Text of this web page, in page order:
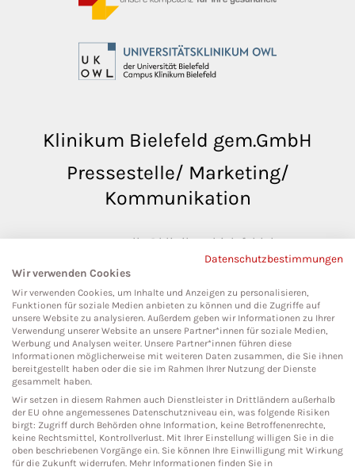
Klinikum Bielefeld gem.GmbH
Pressestelle/ Marketing/
Kommunikation
pressestelle@klinikumbielefeld.de
Teutoburger Str. 50
33604 Bielefeld
Social Media
Datenschutzbestimmungen
Wir verwenden Cookies
Wir verwenden Cookies, um Inhalte und Anzeigen zu personalisieren,
Funktionen für soziale Medien anbieten zu können und die Zugriffe auf
unsere Website zu analysieren. Außerdem geben wir Informationen zu Ihrer
Verwendung unserer Website an unsere Partner*innen für soziale Medien,
Werbung und Analysen weiter. Unsere Partner*innen führen diese
Informationen möglicherweise mit weiteren Daten zusammen, die Sie ihnen
bereitgestellt haben oder die sie im Rahmen Ihrer Nutzung der Dienste
gesammelt haben.
Wir setzen in diesem Rahmen auch Dienstleister in Drittländern außerhalb
der EU ohne angemessenes Datenschutzniveau ein, was folgende Risiken
birgt: Zugriff durch Behörden ohne Information, keine Betroffenenrechte,
keine Rechtsmittel, Kontrollverlust. Mit Ihrer Einstellung willigen Sie in die
oben beschriebenen Vorgänge ein. Sie können Ihre Einwilligung mit Wirkung
für die Zukunft widerrufen. Mehr Informationen finden Sie in